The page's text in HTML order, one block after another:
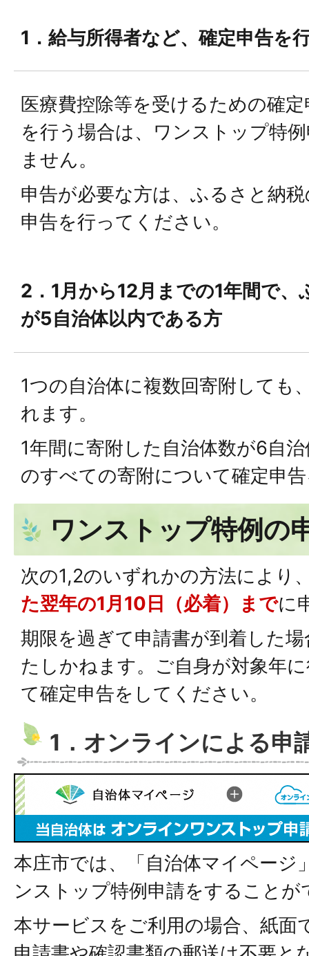
1．給与所得者など、確定申告を
医療費控除等を受けるための確
を行う場合は、ワンストップ特
ません。
申告が必要な方は、ふるさと納
申告を行ってください。
2．1月から12月までの1年間で、
が5自治体以内である方
1つの自治体に複数回寄附しても
れます。
1年間に寄附した自治体数が6自
のすべての寄附について確定申
ワンストップ特例の
次の1,2のいずれかの方法により
た翌年の1月10日（必着）までに
期限を過ぎて申請書が到着した
たしかねます。ご自身が対象年
て確定申告をしてください。
1．オンラインによる申
本庄市では、「自治体マイページ
ンストップ特例申請をすることが
本サービスをご利用の場合、紙面